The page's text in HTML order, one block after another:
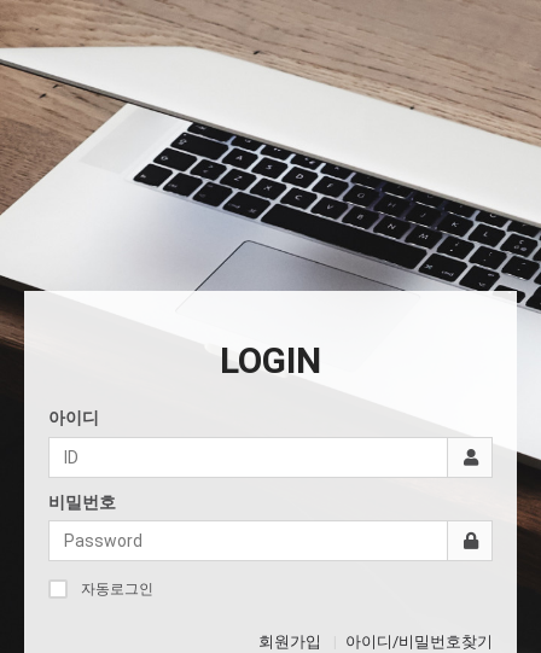
LOGIN
아이디
비밀번호
자동로그인
회원가입 아이디/비밀번호찾기